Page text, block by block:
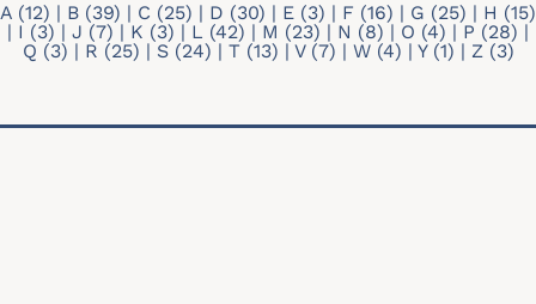
A (12) | B (39) | C (25) | D (30) | E (3) | F (16) | G (25) | H (15)
| I (3) | J (7) | K (3) | L (42) | M (23) | N (8) | O (4) | P (28) |
Q (3) | R (25) | S(24) | T (13) | V(7) | W(4) | Y(1) | Z(3)